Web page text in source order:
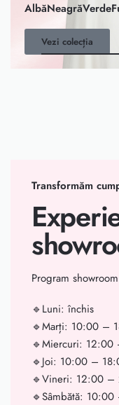
AlbăNeagrăVerde
Vezi colecția
Transformăm
Program showroom
🔹Luni: închis
🔹Marți: 10:00 –
🔹Miercuri:
🔹Joi: 10:00 –
🔹Vineri: 12:00
🔹Sâmbătă: